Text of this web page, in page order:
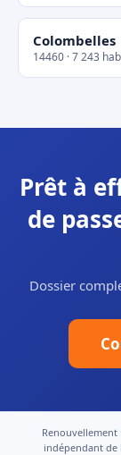
Colombelles
14460 · 7 243
Prêt à
de
Dossier
indépendant de